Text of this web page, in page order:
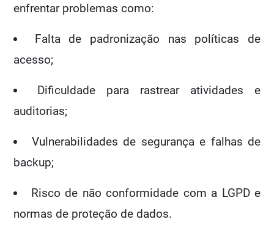
enfrentar problemas como:
Falta de padronização nas políticas de
acesso;
Dificuldade para rastrear atividades e
auditorias;
Vulnerabilidades de segurança e falhas de
backup;
Risco de não conformidade com a LGPD e
normas de proteção de dados.